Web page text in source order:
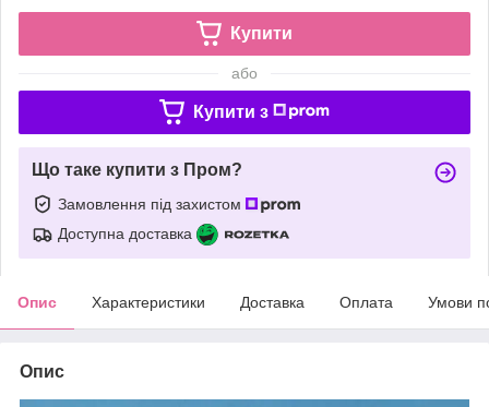
Купити
або
Купити з
Що таке купити з Пром?
Замовлення під захистом
Доступна доставка
Опис Характеристики Доставка Оплата Умови
Опис